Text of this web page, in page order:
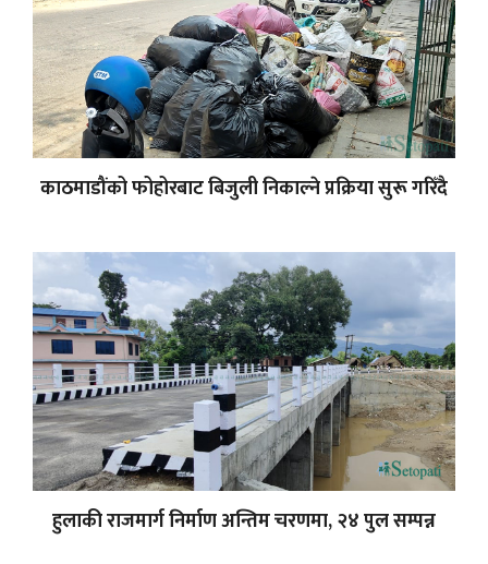
काठमाडौंको फोहोरबाट बिजुली निकाल्ने प्रक्रिया सुरू गरिँदै
हुलाकी राजमार्ग निर्माण अन्तिम चरणमा, २४ पुल सम्पन्न